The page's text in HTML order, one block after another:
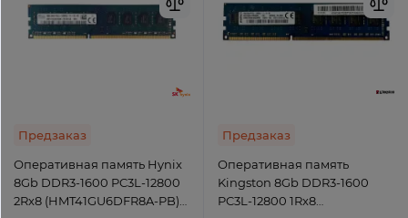
Предзаказ
Оперативная память Hynix
8Gb DDR3-1600 PC3L-12800
2Rx8 (HMT41GU6DFR8A-PB)
Предзаказ
Оперативная память
Kingston 8Gb DDR3-1600
PC3L-12800 1Rx8